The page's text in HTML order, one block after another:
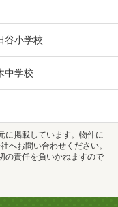
谷小学校
中学校
に掲載しています。物件に
へお問い合わせください。
の責任を負いかねますので